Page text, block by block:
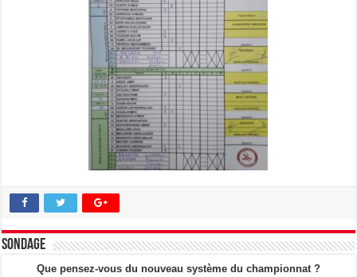
Sondage
Que pensez-vous du nouveau système du championnat ?